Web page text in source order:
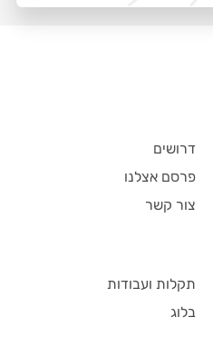
דרושים
פרסם אצלנו
צור קשר
תקלות ועבודות
בלוג